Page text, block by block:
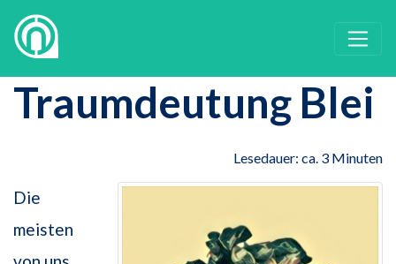
Traumdeutung Blei
Lesedauer: ca. 3 Minuten
Die
meisten